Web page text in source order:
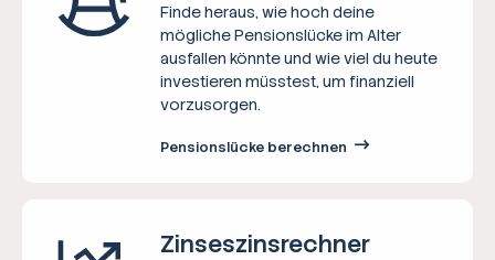
Finde heraus, wie hoch deine
mögliche Pensionslücke im Alter
ausfallen könnte und wie viel du heute
investieren müsstest, um finanziell
vorzusorgen.
Pensionslücke berechnen
Zinseszins­rechner